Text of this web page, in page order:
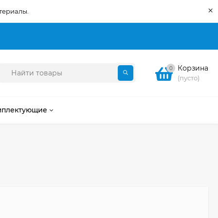
×
0 Корзина
(пусто)